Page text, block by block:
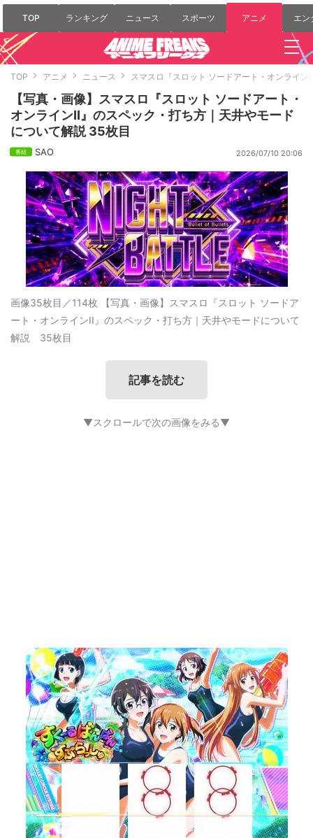
TOP ランキング ニュース スポーツ アニメ エン
TOP アニメ ニュース スマスロ『スロット ソードアート・オンライ
【写真・画像】スマスロ『スロット ソードアート・
オンラインII』のスペック・打ち方｜天井やモード
について解説 35枚目
SAO 2026/07/10 20:06
画像35枚目／114枚 【写真・画像】スマスロ『スロット ソードア
ート・オンラインII』のスペック・打ち方｜天井やモードについて
解説 35枚目
記事を読む
▼スクロールで次の画像をみる▼